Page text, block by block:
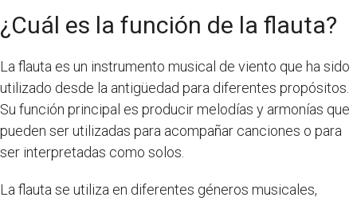
¿Cuál es la función de la flauta?
La flauta es un instrumento musical de viento que ha sido
utilizado desde la antigüedad para diferentes propósitos.
Su función principal es producir melodías y armonías que
pueden ser utilizadas para acompañar canciones o para
ser interpretadas como solos.
La flauta se utiliza en diferentes géneros musicales,